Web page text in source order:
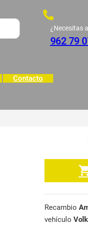
¿Necesitas
962 79
Contacto
Recambio
vehículo